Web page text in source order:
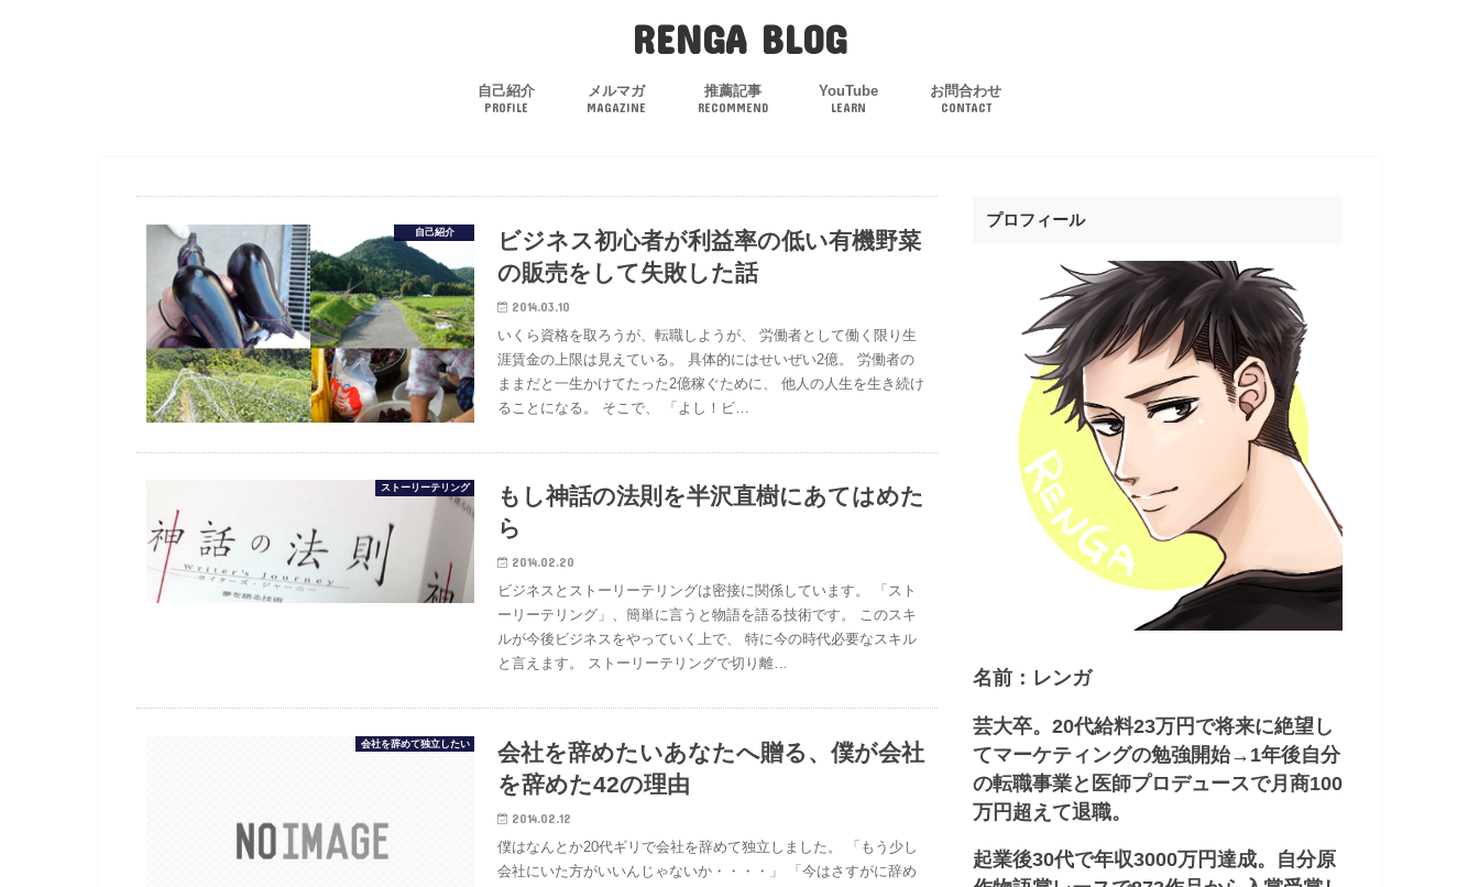
RENGA BLOG
自己紹介
PROFILE
メルマガ
MAGAZINE
推薦記事
RECOMMEND
YouTube
LEARN
お問合わせ
CONTACT
自己紹介
ビジネス初心者が利益率の低い有機野菜
の販売をして失敗した話
2014.03.10
いくら資格を取ろうが、転職しようが、 労働者として働く限り生
涯賃金の上限は見えている。 具体的にはせいぜい2億。 労働者の
ままだと一生かけてたった2億稼ぐために、 他人の人生を生き続け
ることになる。 そこで、 「よし！ビ…
ストーリーテリング
もし神話の法則を半沢直樹にあてはめた
ら
2014.02.20
ビジネスとストーリーテリングは密接に関係しています。 「スト
ーリーテリング」、簡単に言うと物語を語る技術です。 このスキ
ルが今後ビジネスをやっていく上で、 特に今の時代必要なスキル
と言えます。 ストーリーテリングで切り離…
会社を辞めて独立したい
会社を辞めたいあなたへ贈る、僕が会社
を辞めた42の理由
2014.02.12
僕はなんとか20代ギリで会社を辞めて独立しました。 「もう少し
会社にいた方がいいんじゃないか・・・・」 「今はさすがに辞め
プロフィール
名前：レンガ
芸大卒。20代給料23万円で将来に絶望し
てマーケティングの勉強開始→1年後自分
の転職事業と医師プロデュースで月商100
万円超えて退職。
起業後30代で年収3000万円達成。自分原